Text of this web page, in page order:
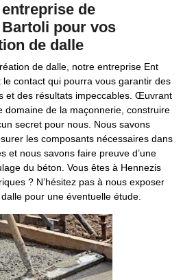
de
pour vos
de dalle
de dalle, notre entreprise Ent
le contact qui pourra vous garantir des
et des résultats impeccables. Œuvrant
domaine de la maçonnerie, construire
secret pour nous. Nous savons
les composants nécessaires dans
et nous savons faire preuve d’une
du béton. Vous êtes à Hennezis
? N’hésitez pas à nous exposer
pour une éventuelle étude.